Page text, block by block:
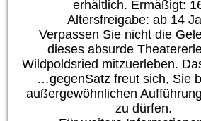
erhältlich. Ermäßigt:
Altersfreigabe: ab 14
Verpassen Sie nicht die
dieses absurde
Wildpoldsried mitzuerleben.
…gegenSatz freut sich, Sie
außergewöhnlichen
zu dürfen.